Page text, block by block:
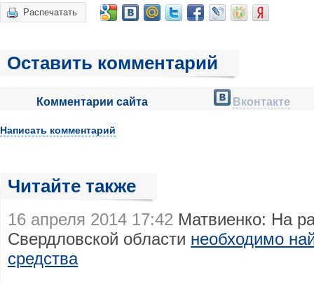
Распечатать
Оставить комментарий
Комментарии сайта Вконтакте
Написать комментарий
Читайте также
16 апреля 2014 17:42 Матвиенко: На
Свердловской области необходимо
средства